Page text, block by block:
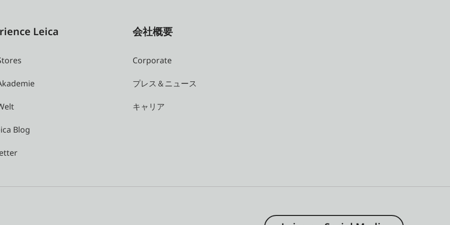
Leica
Blog
会社概要
Corporate
プレス＆ニュース
キャリア